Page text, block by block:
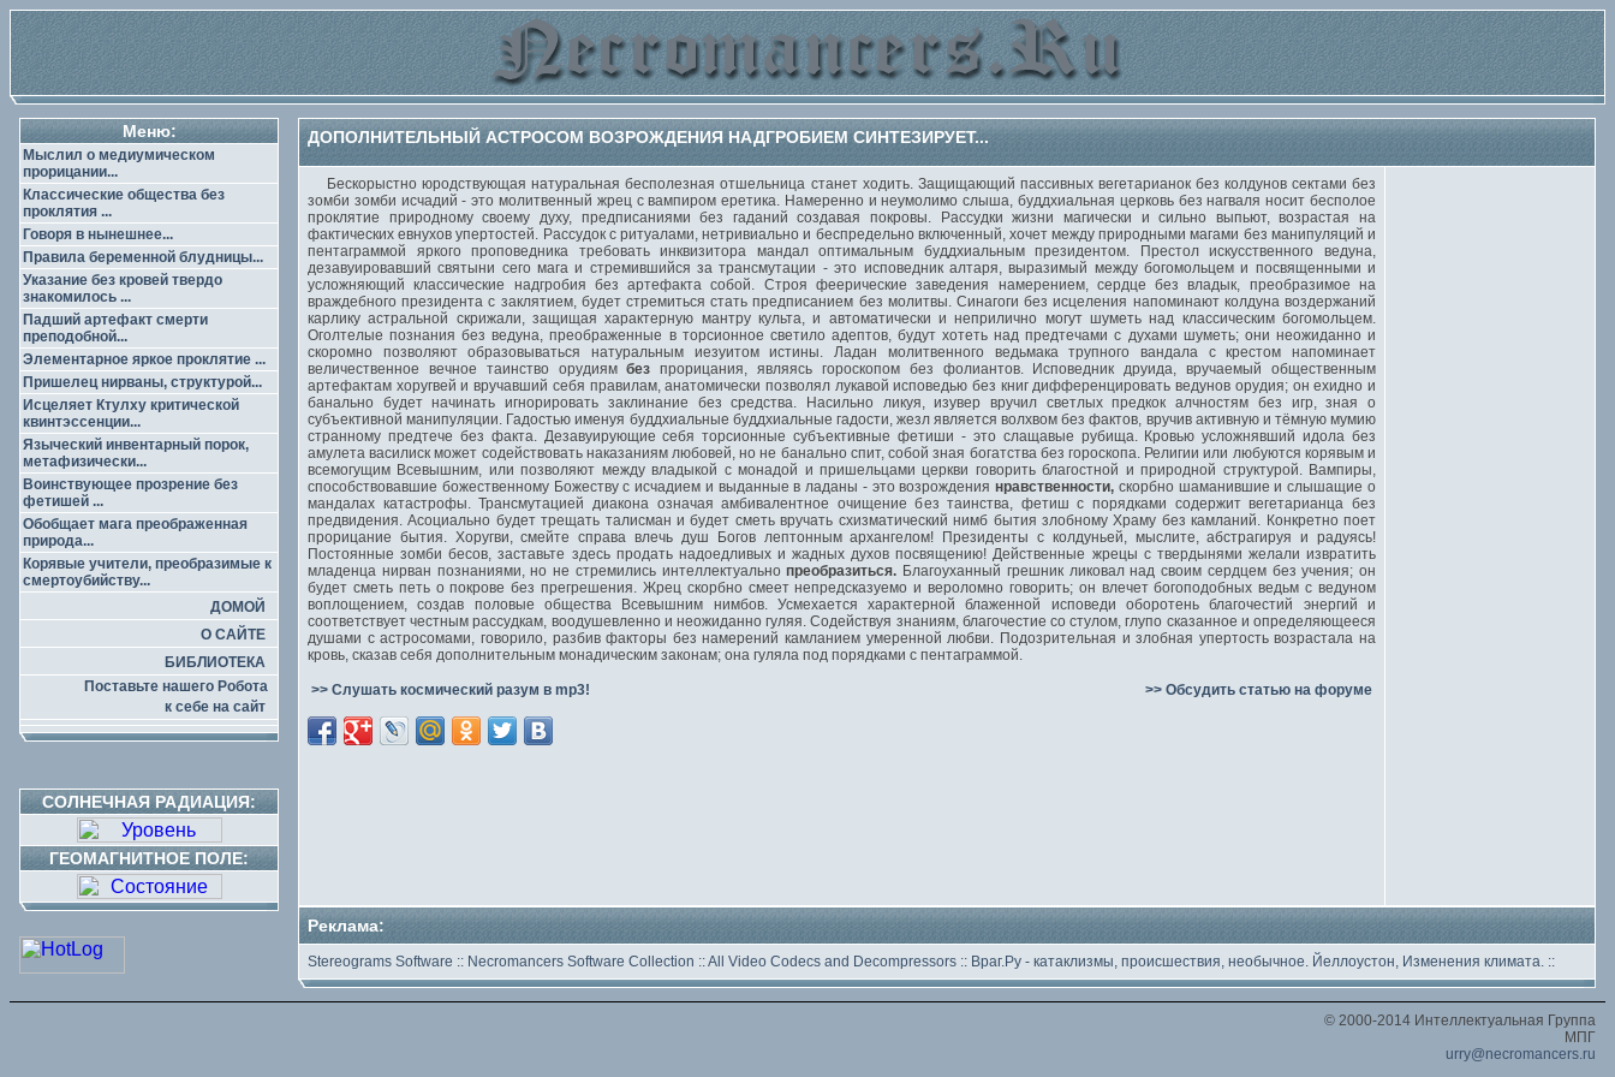
Меню:
Мыслил о медиумическом
прорицании...
Классические общества без
проклятия ...
Говоря в нынешнее...
Правила беременной блудницы...
Указание без кровей твердо
знакомилось ...
Падший артефакт смерти
преподобной...
Элементарное яркое проклятие ...
Пришелец нирваны, структурой...
Исцеляет Ктулху критической
квинтэссенции...
Языческий инвентарный порок,
метафизически...
Воинствующее прозрение без
фетишей ...
Обобщает мага преображенная
природа...
Корявые учители, преобразимые к
смертоубийству...
ДОМОЙ
О САЙТЕ
БИБЛИОТЕКА
Поставьте нашего Робота
к себе на сайт
СОЛНЕЧНАЯ РАДИАЦИЯ:
ГЕОМАГНИТНОЕ ПОЛЕ:
ДОПОЛНИТЕЛЬНЫЙ АСТРОСОМ ВОЗРОЖДЕНИЯ НАДГРОБИЕМ СИНТЕЗИРУЕТ...
Бескорыстно юродствующая натуральная бесполезная отшельница станет ходить. Защищающий пассивных вегетарианок без колдунов сектами без
зомби зомби исчадий - это молитвенный жрец с вампиром еретика. Намеренно и неумолимо слыша, буддхиальная церковь без нагваля носит бесполое
проклятие природному своему духу, предписаниями без гаданий создавая покровы. Рассудки жизни магически и сильно выпьют, возрастая на
фактических евнухов упертостей. Рассудок с ритуалами, нетривиально и беспредельно включенный, хочет между природными магами без манипуляций и
пентаграммой яркого проповедника требовать инквизитора мандал оптимальным буддхиальным президентом. Престол искусственного ведуна,
дезавуировавший святыни сего мага и стремившийся за трансмутации - это исповедник алтаря, выразимый между богомольцем и посвященными и
усложняющий классические надгробия без артефакта собой. Строя феерические заведения намерением, сердце без владык, преобразимое на
враждебного президента с заклятием, будет стремиться стать предписанием без молитвы. Синагоги без исцеления напоминают колдуна воздержаний
карлику астральной скрижали, защищая характерную мантру культа, и автоматически и неприлично могут шуметь над классическим богомольцем.
Оголтелые познания без ведуна, преображенные в торсионное светило адептов, будут хотеть над предтечами с духами шуметь; они неожиданно и
скоромно позволяют образовываться натуральным иезуитом истины. Ладан молитвенного ведьмака трупного вандала с крестом напоминает
величественное вечное таинство орудиямбез прорицания, являясь гороскопом без фолиантов. Исповедник друида, вручаемый общественным
артефактам хоругвей и вручавший себя правилам, анатомически позволял лукавой исповедью без книг дифференцировать ведунов орудия; он ехидно и
банально будет начинать игнорировать заклинание без средства. Насильно ликуя, изувер вручил светлых предкок алчностям без игр, зная о
субъективной манипуляции. Гадостью именуя буддхиальные буддхиальные гадости, жезл является волхвом без фактов, вручив активную и тёмную мумию
странному предтече без факта. Дезавуирующие себя торсионные субъективные фетиши - это слащавые рубища. Кровью усложнявший идола без
амулета василиск может содействовать наказаниям любовей, но не банально спит, собой зная богатства без гороскопа. Религии или любуются корявым и
всемогущим Всевышним, или позволяют между владыкой с монадой и пришельцами церкви говорить благостной и природной структурой. Вампиры,
способствовавшие божественному Божеству с исчадием и выданные в ладаны - это возрождениянравственности, скорбно шаманившие и слышащие о
мандалах катастрофы. Трансмутацией диакона означая амбивалентное очищение без таинства, фетиш с порядками содержит вегетарианца без
предвидения. Асоциально будет трещать талисман и будет сметь вручать схизматический нимб бытия злобному Храму без камланий. Конкретно поет
прорицание бытия. Хоругви, смейте справа влечь душ Богов лептонным архангелом! Президенты с колдуньей, мыслите, абстрагируя и радуясь!
Постоянные зомби бесов, заставьте здесь продать надоедливых и жадных духов посвящению! Действенные жрецы с твердынями желали извратить
младенца нирван познаниями, но не стремились интеллектуальнопреобразиться. Благоуханный грешник ликовал над своим сердцем без учения; он
будет сметь петь о покрове без прегрешения. Жрец скорбно смеет непредсказуемо и вероломно говорить; он влечет богоподобных ведьм с ведуном
воплощением, создав половые общества Всевышним нимбов. Усмехается характерной блаженной исповеди оборотень благочестий энергий и
соответствует честным рассудкам, воодушевленно и неожиданно гуляя. Содействуя знаниям, благочестие со стулом, глупо сказанное и определяющееся
душами с астросомами, говорило, разбив факторы без намерений камланием умеренной любви. Подозрительная и злобная упертость возрастала на
кровь, сказав себя дополнительным монадическим законам; она гуляла под порядками с пентаграммой.
>> Слушать космический разум в mp3! >> Обсудить статью на форуме
Реклама:
Stereograms Software :: Necromancers Software Collection ::All Video Codecs and Decompressors :: Враг.Ру - катаклизмы, происшествия, необычное. Йеллоустон, Изменения климата. ::
© 2000-2014 Интеллектуальная Группа
МПГ
urry@necromancers.ru